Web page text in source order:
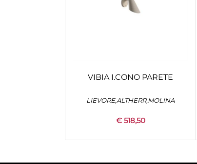
Quantità
CONFIGURA
VIBIA I.CONO PARETE
LIEVORE,ALTHERR,MOLINA
€ 518,50